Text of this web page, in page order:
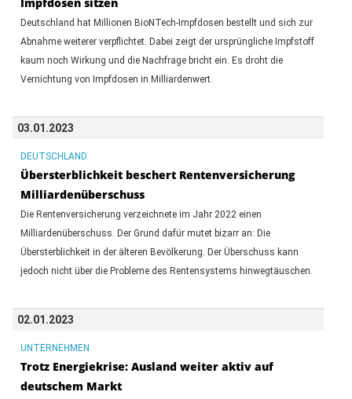
Deutschland hat Millionen BioNTech-Impfdosen bestellt und sich zur
Abnahme weiterer verpflichtet. Dabei zeigt der ursprüngliche Impfstoff
kaum noch Wirkung und die Nachfrage bricht ein. Es droht die
Vernichtung von Impfdosen in Milliardenwert.
03.01.2023
DEUTSCHLAND
Übersterblichkeit beschert Rentenversicherung
Milliardenüberschuss
Die Rentenversicherung verzeichnete im Jahr 2022 einen
Milliardenüberschuss. Der Grund dafür mutet bizarr an: Die
Übersterblichkeit in der älteren Bevölkerung. Der Überschuss kann
jedoch nicht über die Probleme des Rentensystems hinwegtäuschen.
02.01.2023
UNTERNEHMEN
Trotz Energiekrise: Ausland weiter aktiv auf
deutschem Markt